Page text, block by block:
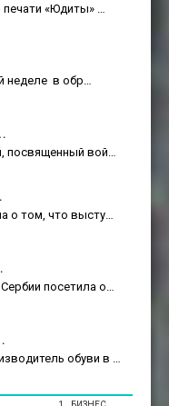
«Юдиты» …
неделе в обр…
посвященный вой…
о том, что высту…
посетила о…
обуви в …